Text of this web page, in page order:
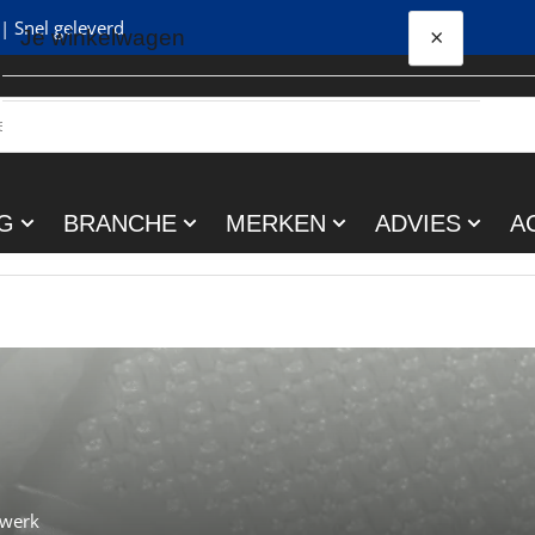
Snel geleverd
BRANCHE MERKEN ADVIES
Je winkelwagen ×
Je winkelwagen is leeg
Snel
bekijken